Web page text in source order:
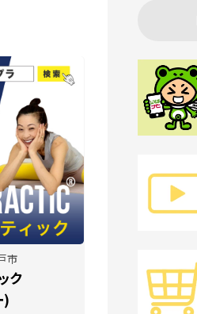
市
ク
)